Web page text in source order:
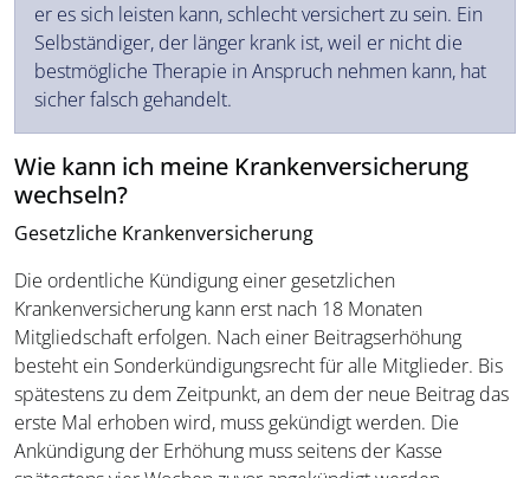
er es sich leisten kann, schlecht versichert zu sein. Ein
Selbständiger, der länger krank ist, weil er nicht die
bestmögliche Therapie in Anspruch nehmen kann, hat
sicher falsch gehandelt.
Wie kann ich meine Krankenversicherung
wechseln?
Gesetzliche Krankenversicherung
Die ordentliche Kündigung einer gesetzlichen
Krankenversicherung kann erst nach 18 Monaten
Mitgliedschaft erfolgen. Nach einer Beitragserhöhung
besteht ein Sonderkündigungsrecht für alle Mitglieder. Bis
spätestens zu dem Zeitpunkt, an dem der neue Beitrag das
erste Mal erhoben wird, muss gekündigt werden. Die
Ankündigung der Erhöhung muss seitens der Kasse